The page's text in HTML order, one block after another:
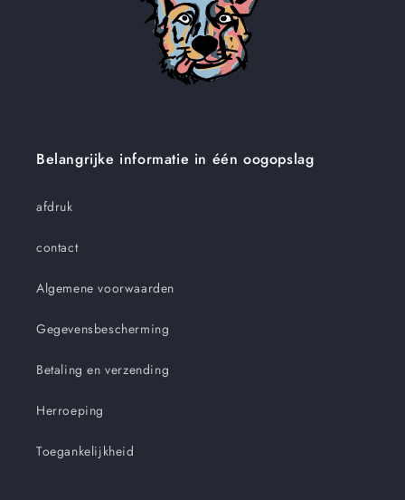
Belangrijke informatie in één oogopslag
afdruk
contact
Algemene voorwaarden
Gegevensbescherming
Betaling en verzending
Herroeping
Toegankelijkheid